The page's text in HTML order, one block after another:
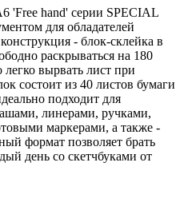
'Free hand' серии SPECIAL
для обладателей
- блок-склейка в
раскрываться на 180
вырвать лист при
состоит из 40 листов бумаги
подходит для
линерами, ручками,
маркерами, а также -
формат позволяет брать
день со скетчбуками от